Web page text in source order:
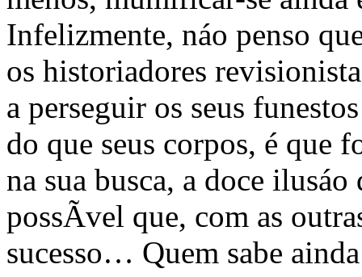
Infelizmente, náo penso
os historiadores
a perseguir os seus
do que seus corpos, é que
na sua busca, a doce
possÃ­vel que, com as
sucesso… Quem sabe